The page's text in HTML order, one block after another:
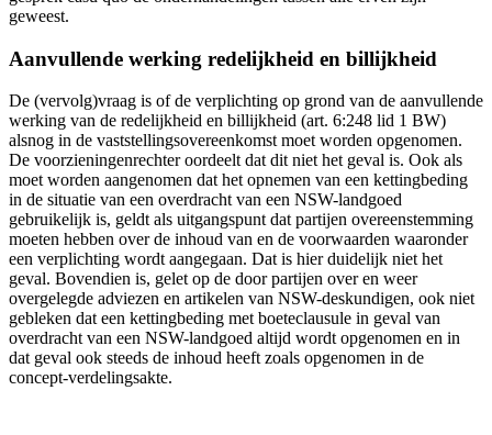
geweest.
Aanvullende werking redelijkheid en billijkheid
De (vervolg)vraag is of de verplichting op grond van de aanvullende
werking van de redelijkheid en billijkheid (art. 6:248 lid 1 BW)
alsnog in de vaststellingsovereenkomst moet worden opgenomen.
De voorzieningenrechter oordeelt dat dit niet het geval is. Ook als
moet worden aangenomen dat het opnemen van een kettingbeding
in de situatie van een overdracht van een NSW-landgoed
gebruikelijk is, geldt als uitgangspunt dat partijen overeenstemming
moeten hebben over de inhoud van en de voorwaarden waaronder
een verplichting wordt aangegaan. Dat is hier duidelijk niet het
geval. Bovendien is, gelet op de door partijen over en weer
overgelegde adviezen en artikelen van NSW-deskundigen, ook niet
gebleken dat een kettingbeding met boeteclausule in geval van
overdracht van een NSW-landgoed altijd wordt opgenomen en in
dat geval ook steeds de inhoud heeft zoals opgenomen in de
concept-verdelingsakte.